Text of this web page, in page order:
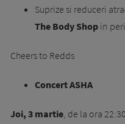
Suprize si reduceri
The Body Shop in
Cheers to Redds
Concert ASHA
Joi, 3 martie, de la ora